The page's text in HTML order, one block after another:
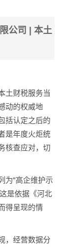
公司 | 本土
土财税服务当
动的权威地
括认定之后的
是年度火炬统
核查应对，切
为“高企维护示
是依据《河北
得呈现的情
，经营数据分